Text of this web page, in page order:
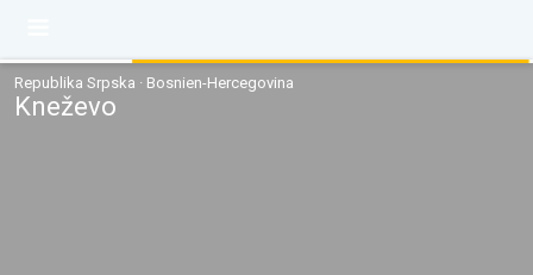
Republika Srpska · Bosnien-Hercegovina
Kneževo